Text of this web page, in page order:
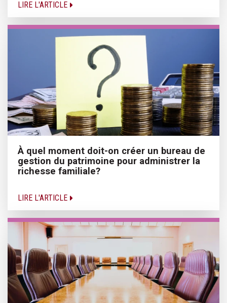
LIRE L'ARTICLE
À quel moment doit-on créer un bureau de
gestion du patrimoine pour administrer la
richesse familiale?
LIRE L'ARTICLE